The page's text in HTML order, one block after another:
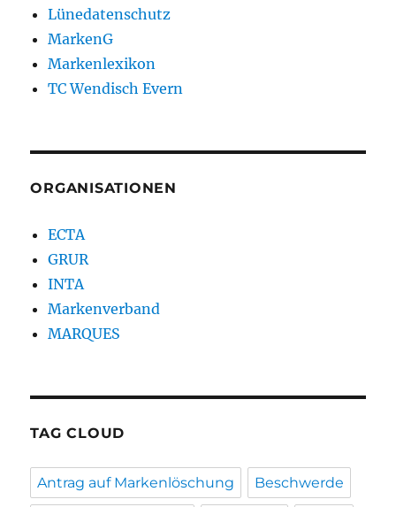
Lünedatenschutz
MarkenG
Markenlexikon
TC Wendisch Evern
ORGANISATIONEN
ECTA
GRUR
INTA
Markenverband
MARQUES
TAG CLOUD
Antrag auf Markenlöschung Beschwerde